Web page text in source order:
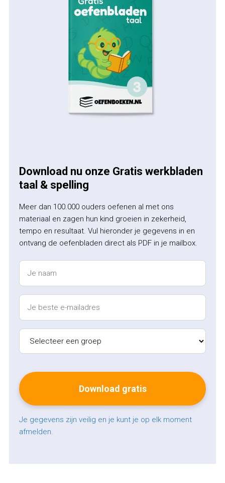
Download nu onze Gratis werkbladen
taal & spelling
Meer dan 100.000 ouders oefenen al met ons
materiaal en zagen hun kind groeien in zekerheid,
tempo en resultaat. Vul hieronder je gegevens in en
ontvang de oefenbladen direct als PDF in je mailbox.
Je gegevens zijn veilig en je kunt je op elk moment
afmelden.